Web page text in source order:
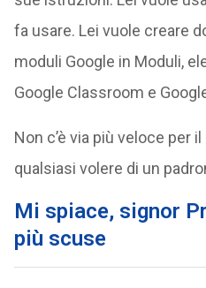
fa usare. Lei vuole creare
moduli Google in Moduli,
Google Classroom e
Non c’è via più veloce per
qualsiasi volere di un
Mi spiace, signor
più scuse